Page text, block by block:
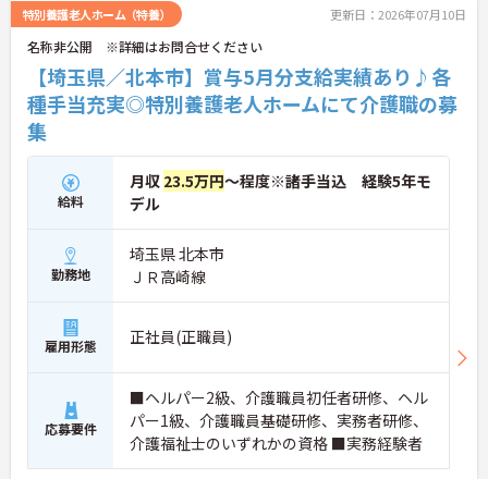
特別養護老人ホーム（特養） 更新日：2026年07月10日
名称非公開 ※詳細はお問合せください
【埼玉県／北本市】賞与5月分支給実績あり♪各
種手当充実◎特別養護老人ホームにて介護職の募
集
給料
月収 23.5万円～程度※諸手当込 経験5年モ
デル
勤務地
埼玉県 北本市
ＪＲ高崎線
雇用形態 正社員(正職員)
応募要件
■ヘルパー2級、介護職員初任者研修、ヘル
パー1級、介護職員基礎研修、実務者研修、
介護福祉士のいずれかの資格 ■実務経験者